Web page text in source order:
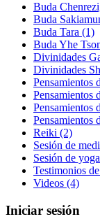
Buda
Buda
Buda Tara (1)
Buda Yhe
Divinidades
Divinidades
Pensamientos
Pensamientos
Pensamientos
Pensamientos
Reiki (2)
Sesión de
Sesión de
Testimonios
Videos (4)
Iniciar sesión